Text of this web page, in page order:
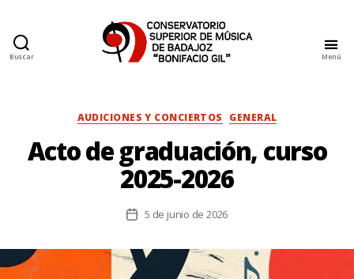
Buscar
Música
de
Badajoz
Menú
Categorías
AUDICIONES Y CONCIERTOS GENERAL
Acto de graduación, curso
2025-2026
Fecha
entrada
5 de junio de 2026